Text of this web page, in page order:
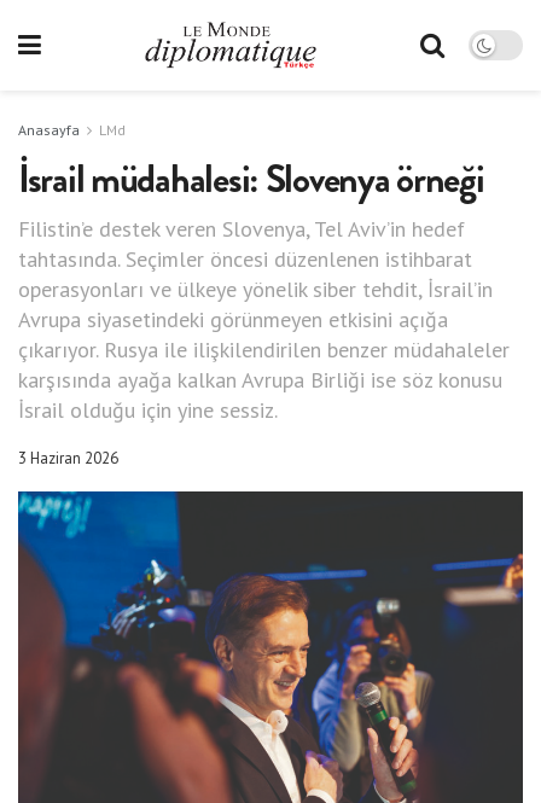
Anasayfa LMd
İsrail müdahalesi: Slovenya örneği
Filistin’e destek veren Slovenya, Tel Aviv’in hedef
tahtasında. Seçimler öncesi düzenlenen istihbarat
operasyonları ve ülkeye yönelik siber tehdit, İsrail’in
Avrupa siyasetindeki görünmeyen etkisini açığa
çıkarıyor. Rusya ile ilişkilendirilen benzer müdahaleler
karşısında ayağa kalkan Avrupa Birliği ise söz konusu
İsrail olduğu için yine sessiz.
3 Haziran 2026